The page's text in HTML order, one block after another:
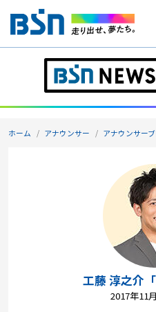
ホーム
テレビ
ラジオ
アナウンサー
イベント
ニュース
天気
ホーム アナウンサー アナウンサー
工藤 淳之介
2017年11